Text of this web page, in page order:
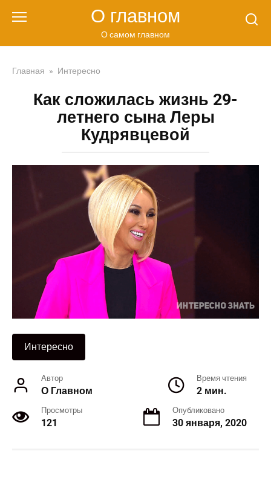
О главном
О самом главном
Главная » Интересно
Как сложилась жизнь 29-
летнего сына Леры
Кудрявцевой
Интересно
Автор
О Главном
Время чтения
2 мин.
Просмотры
121
Опубликовано
30 января, 2020